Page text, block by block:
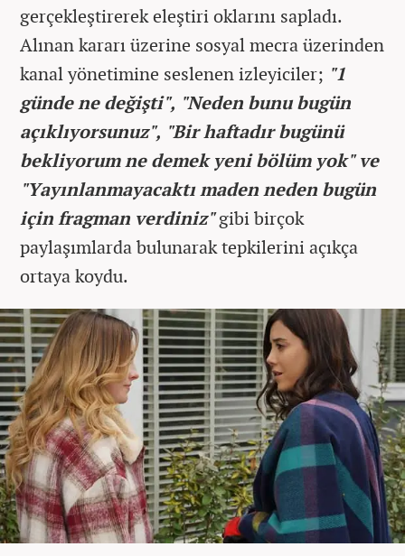
gerçekleştirerek eleştiri oklarını sapladı.
Alınan kararı üzerine sosyal mecra üzerinden
kanal yönetimine seslenen izleyiciler; "1
günde ne değişti", "Neden bunu bugün
açıklıyorsunuz", "Bir haftadır bugünü
bekliyorum ne demek yeni bölüm yok" ve
"Yayınlanmayacaktı maden neden bugün
için fragman verdiniz"gibi birçok
paylaşımlarda bulunarak tepkilerini açıkça
ortaya koydu.